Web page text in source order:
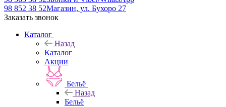
98 852 38 52Магазин, ул. Бухоро 27
Заказать звонок
Каталог
Назад
Каталог
Акции
Бельё
Назад
Бельё